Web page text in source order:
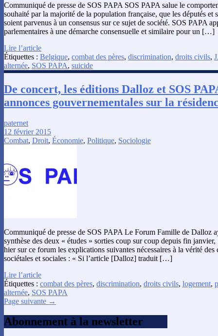
Communiqué de presse de SOS PAPA SOS PAPA salue le
souhaité par la majorité de la population française, que les députés et
soient parvenus à un consensus sur ce sujet de société. SOS PAPA
parlementaires à une démarche consensuelle et similaire pour un […]
Lire l’article
Étiquettes : Belgique, combat des pères, discrimination, droits civils,
alternée, SOS PAPA, suicide
De concert, les éditions Dalloz et SOS
annonces gouvernementales sur la
paternet
12 février 2015
Combat, Droit, Économie, Politique, Sociologie
Communiqué de presse de SOS PAPA Le Forum Famille de Dalloz
synthèse des deux « études » sorties coup sur coup depuis fin
hier sur ce forum les explications suivantes nécessaires à la vérité des
sociétales et sociales : « Si l’article [Dalloz] traduit […]
Lire l’article
Étiquettes : combat des pères, discrimination, droits civils, logement,
alternée, SOS PAPA
Page suivante →
Abonnement à la newsletter